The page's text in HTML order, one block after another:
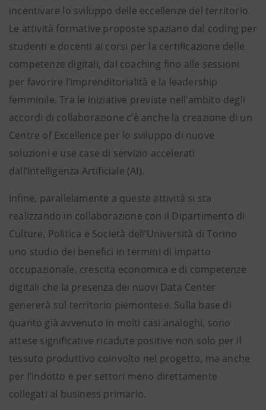
incentivare lo sviluppo delle eccellenze del territorio.
Le attività formative proposte spaziano dal coding per
studenti e docenti ai corsi per la certificazione delle
competenze digitali, dal coaching fino alle sessioni
per favorire l’imprenditorialità e la leadership
femminile. Tra le iniziative previste nell’ambito degli
accordi di collaborazione c’è anche la creazione di un
Centre of Excellence per lo sviluppo di nuove
soluzioni e use case di servizio accelerati
dall’Intelligenza Artificiale (AI).
Infine, parallelamente a queste attività si sta
realizzando in collaborazione con il Dipartimento di
Culture, Politica e Società dell’Università di Torino
uno studio dei benefici in termini di impatto
occupazionale, crescita economica e di competenze
digitali che la presenza dei nuovi Data Center
genererà sul territorio piemontese. Sulla base di
quanto già avvenuto in molti casi analoghi, sono
attese significative ricadute positive non solo per il
tessuto produttivo coinvolto nel progetto, ma anche
per l’indotto e per settori meno direttamente
collegati al business primario.